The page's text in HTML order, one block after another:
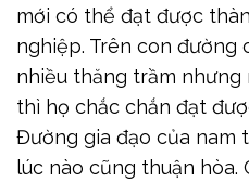
mới có thể đạt được
nghiệp. Trên con đường
nhiều thăng trầm nhưng
thì họ chắc chắn đạt
Đường gia đạo của nam
lúc nào cũng thuận hòa.